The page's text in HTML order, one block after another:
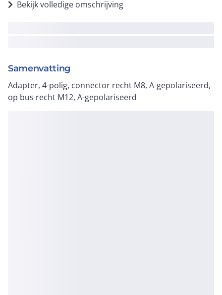
Bekijk volledige omschrijving
Samenvatting
Adapter, 4-polig, connector recht M8, A-gepolariseerd,
op bus recht M12, A-gepolariseerd